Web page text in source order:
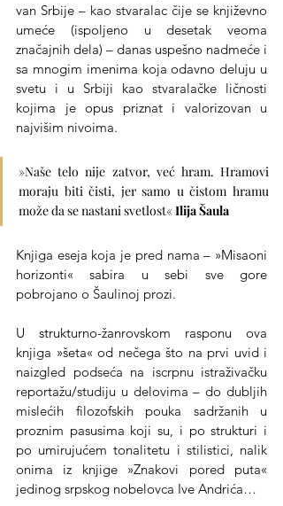
van Srbije – kao stvaralac čije se književno
umeće (ispoljeno u desetak veoma
značajnih dela) – danas uspešno nadmeće i
sa mnogim imenima koja odavno deluju u
svetu i u Srbiji kao stvaralačke ličnosti
kojima je opus priznat i valorizovan u
najvišim nivoima.
»Naše telo nije zatvor, već hram. Hramovi
moraju biti čisti, jer samo u čistom hramu
može da se nastani svetlost« Ilija Šaula
Knjiga eseja koja je pred nama – »Misaoni
horizonti« sabira u sebi sve gore
pobrojano o Šaulinoj prozi.
U strukturno-žanrovskom rasponu ova
knjiga »šeta« od nečega što na prvi uvid i
naizgled podseća na iscrpnu istraživačku
reportažu/studiju u delovima – do dubljih
mislećih filozofskih pouka sadržanih u
proznim pasusima koji su, i po strukturi i
po umirujućem tonalitetu i stilistici, nalik
onima iz knjige »Znakovi pored puta«
jedinog srpskog nobelovca Ive Andrića…